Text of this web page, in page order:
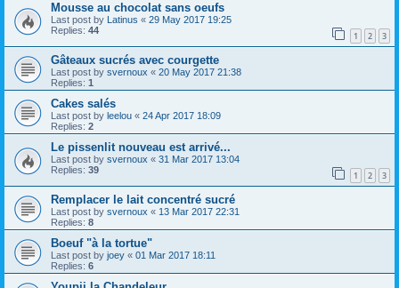
Mousse au chocolat sans oeufs
Last post by Latinus « 29 May 2017 19:25
Replies: 44 1 2 3
Gâteaux sucrés avec courgette
Last post by svernoux « 20 May 2017 21:38
Replies: 1
Cakes salés
Last post by leelou « 24 Apr 2017 18:09
Replies: 2
Le pissenlit nouveau est arrivé...
Last post by svernoux « 31 Mar 2017 13:04
Replies: 39 1 2 3
Remplacer le lait concentré sucré
Last post by svernoux « 13 Mar 2017 22:31
Replies: 8
Boeuf "à la tortue"
Last post by joey « 01 Mar 2017 18:11
Replies: 6